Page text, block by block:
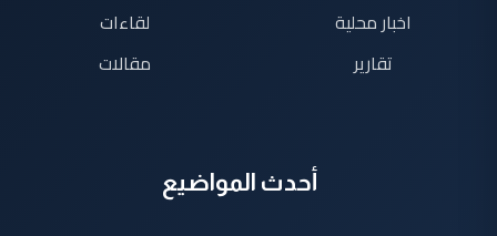
اخبار محلية
تقارير
لقاءات
مقالات
أحدث المواضيع